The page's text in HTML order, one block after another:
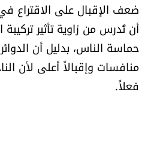
ضعف الإقبال على الاقتراع
أن تُدرس من زاوية تأثير
حماسة الناس، بدليل أن
منافسات وإقبالاً أعلى لأن
فعلاً.